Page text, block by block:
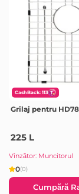
CashBack: 113
Grilaj pentru
225 L
Vînzător: Muncitorul
0(0)
Cumpără